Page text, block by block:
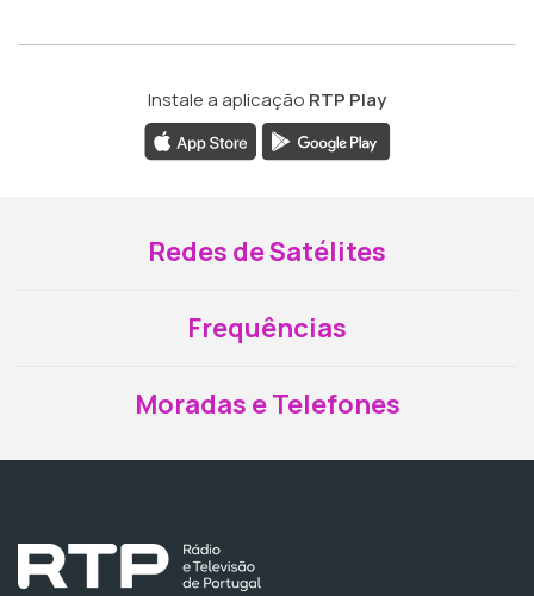
Instale a aplicação RTP Play
Redes de Satélites
Frequências
Moradas e Telefones